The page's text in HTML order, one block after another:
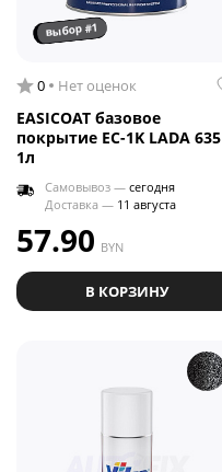
выбор #1
0 Нет оценок
EASICOAT базовое
покрытие EC-1K LADA 635
1л
Самовывоз — сегодня
Доставка — 11 августа
57.90 BYN
В КОРЗИНУ